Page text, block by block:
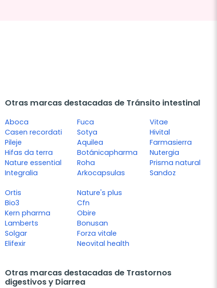
Otras marcas destacadas de Tránsito intestinal
Aboca
Casen recordati
Pileje
Hifas da terra
Nature essential
Integralia
Fuca
Sotya
Aquilea
Botánicapharma
Roha
Arkocapsulas
Vitae
Hivital
Farmasierra
Nutergia
Prisma natural
Sandoz
Ortis
Bio3
Kern pharma
Lamberts
Solgar
Elifexir
Nature's plus
Cfn
Obire
Bonusan
Forza vitale
Neovital health
Otras marcas destacadas de Trastornos
digestivos y Diarrea